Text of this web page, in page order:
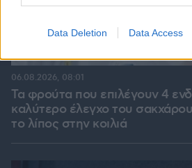
Data Deletion Data Access
Τα φρούτα που επιλέγουν 4
καλύτερο έλεγχο του
το λίπος στην κοιλιά
06.08.2026, 08:01